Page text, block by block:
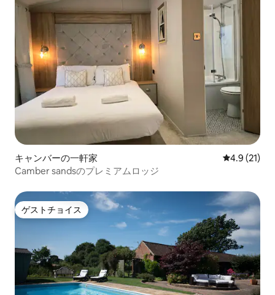
キャンバーの一軒家 レビュー21
4.9 (21)
Camber sandsのプレミアムロッジ
ゲストチョイス
ゲストチョイス